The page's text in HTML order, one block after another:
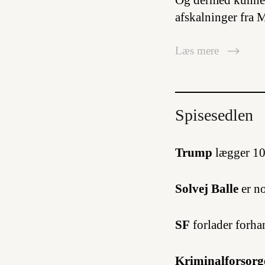
afskalninger fra
Læs mere
Spisesedlen
Trump lægger
Solvej Balle er
SF forlader